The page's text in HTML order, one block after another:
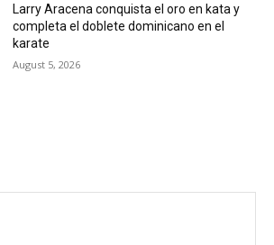
Larry Aracena conquista el oro en kata y
completa el doblete dominicano en el
karate
August 5, 2026